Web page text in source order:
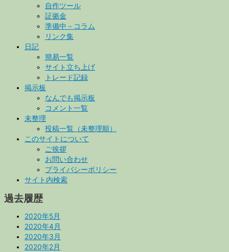
自作ツール
証拠金
準備中－コラム
リンク集
日記
簡易一覧
サイト立ち上げ
トレード記録
掲示板
なんでも掲示板
コメント一覧
未整理
投稿一覧（未整理順）
このサイトについて
ご挨拶
お問い合わせ
プライバシーポリシー
サイト内検索
過去履歴
2020年5月
2020年4月
2020年3月
2020年2月